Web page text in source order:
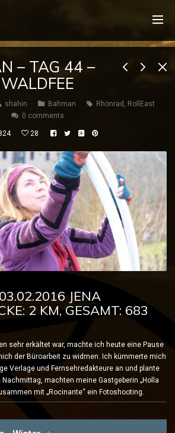
– TAG 44 –
shahin Bahman Rhönrad , RollEast
0 comments
28
JENA
2 KM, GESAMT: 683
sehr erkältet war, machte ich heute eine Pause
der Büroarbeit zu widmen. Ich kümmerte mich
Verlage und Fernsehredakteure an und plante
machten meine Gastgeberin „Holla
mit „Rocinante“ ein Fotoshooting.